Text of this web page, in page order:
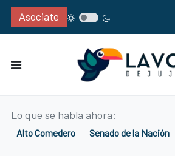
Asociate
Lo que se habla ahora:
Alto Comedero Senado de la Nación